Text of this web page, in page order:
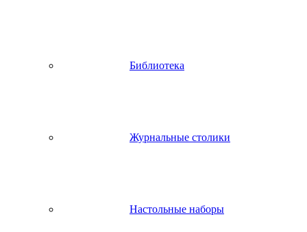
Библиотека
Журнальные столики
Настольные наборы